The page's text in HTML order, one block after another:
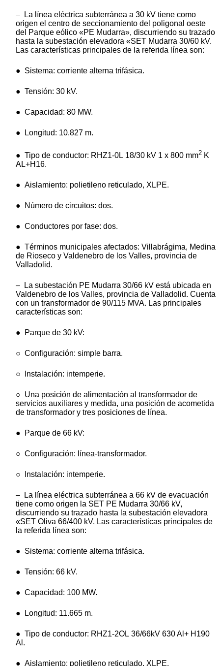
– La línea eléctrica subterránea a 30 kV tiene como
origen el centro de seccionamiento del poligonal oeste
del Parque eólico «PE Mudarra», discurriendo su trazado
hasta la subestación elevadora «SET Mudarra 30/60 kV.
Las características principales de la referida línea son:
● Sistema: corriente alterna trifásica.
● Tensión: 30 kV.
● Capacidad: 80 MW.
● Longitud: 10.827 m.
● Tipo de conductor: RHZ1-0L 18/30 kV 1 x 800 mm2 K
AL+H16.
● Aislamiento: polietileno reticulado, XLPE.
● Número de circuitos: dos.
● Conductores por fase: dos.
● Términos municipales afectados: Villabrágima, Medina
de Rioseco y Valdenebro de los Valles, provincia de
Valladolid.
– La subestación PE Mudarra 30/66 kV está ubicada en
Valdenebro de los Valles, provincia de Valladolid. Cuenta
con un transformador de 90/115 MVA. Las principales
características son:
● Parque de 30 kV:
○ Configuración: simple barra.
○ Instalación: intemperie.
○ Una posición de alimentación al transformador de
servicios auxiliares y medida, una posición de acometida
de transformador y tres posiciones de línea.
● Parque de 66 kV:
○ Configuración: línea-transformador.
○ Instalación: intemperie.
– La línea eléctrica subterránea a 66 kV de evacuación
tiene como origen la SET PE Mudarra 30/66 kV,
discurriendo su trazado hasta la subestación elevadora
«SET Oliva 66/400 kV. Las características principales de
la referida línea son:
● Sistema: corriente alterna trifásica.
● Tensión: 66 kV.
● Capacidad: 100 MW.
● Longitud: 11.665 m.
● Tipo de conductor: RHZ1-2OL 36/66kV 630 Al+ H190
Al.
● Aislamiento: polietileno reticulado, XLPE.